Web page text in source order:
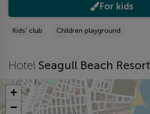
For kids
Kids’ club Children playground
Hotel Seagull Beach Resort
+
−